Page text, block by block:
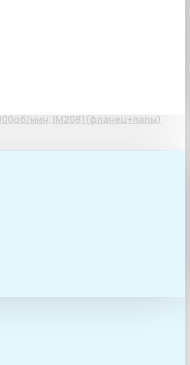
мин,
мин, IM2081(фланец+лапы)